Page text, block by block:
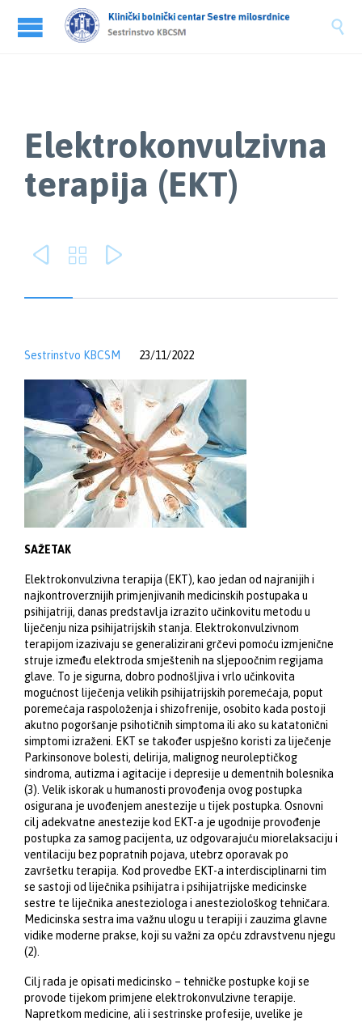

Elektrokonvulzivna
terapija (EKT)
  
Sestrinstvo KBCSM 23/11/2022
SAŽETAK
Elektrokonvulzivna terapija (EKT), kao jedan od najranijih i
najkontroverznijih primjenjivanih medicinskih postupaka u
psihijatriji, danas predstavlja izrazito učinkovitu metodu u
liječenju niza psihijatrijskih stanja.
Elektrokonvulzivnom
terapijom izazivaju se generalizirani grčevi pomoću izmjenične
struje između elektroda smještenih na sljepoočnim regijama
glave. To je sigurna, dobro podnošljiva i vrlo učinkovita
mogućnost liječenja velikih psihijatrijskih poremećaja, poput
poremećaja raspoloženja i shizofrenije, osobito kada postoji
akutno pogoršanje psihotičnih simptoma ili ako su katatonični
simptomi izraženi.
EKT se također uspješno koristi za liječenje
Parkinsonove bolesti, delirija, malignog neuroleptičkog
sindroma, autizma i agitacije i depresije u dementnih bolesnika
(3). Velik iskorak u humanosti provođenja ovog postupka
osigurana je uvođenjem anestezije u tijek postupka. Osnovni
cilj adekvatne anestezije kod EKT-a je ugodnije provođenje
postupka za samog pacijenta, uz odgovarajuću miorelaksaciju i
ventilaciju bez popratnih pojava, utebrz oporavak po
završetku terapija.
Kod provedbe EKT-a interdisciplinarni tim
se sastoji od liječnika psihijatra i psihijatrijske medicinske
sestre te liječnika anesteziologa i anesteziološkog tehničara.
Medicinska sestra ima važnu ulogu u terapiji i zauzima glavne
vidike moderne prakse, koji su važni za opću zdravstvenu njegu
(2).
Cilj rada je opisati medicinsko – tehničke postupke koji se
provode tijekom primjene elektrokonvulzivne terapije.
Napretkom medicine, ali i sestrinske profesije, uvelike je